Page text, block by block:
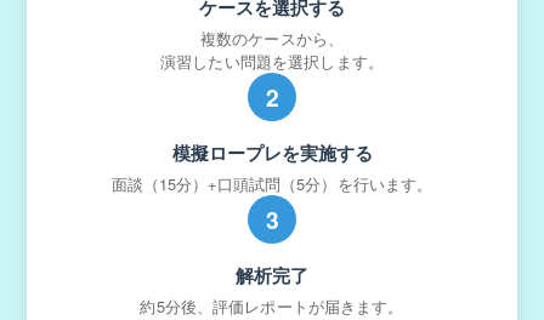
ケースを選択する
複数のケースから、
演習したい問題を選択します。
2
模擬ロープレを実施する
面談（15分）+口頭試問（5分）を行います。
3
解析完了
約5分後、評価レポートが届きます。